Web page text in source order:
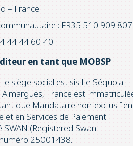
– France
: FR35 510 909 807
44 44 60 40
en tant que MOBSP
siège social est sis Le Séquoia –
Aimargues, France est
que Mandataire non-exclusif en
et en Services de Paiement
SWAN (Registered Swan
25001438.